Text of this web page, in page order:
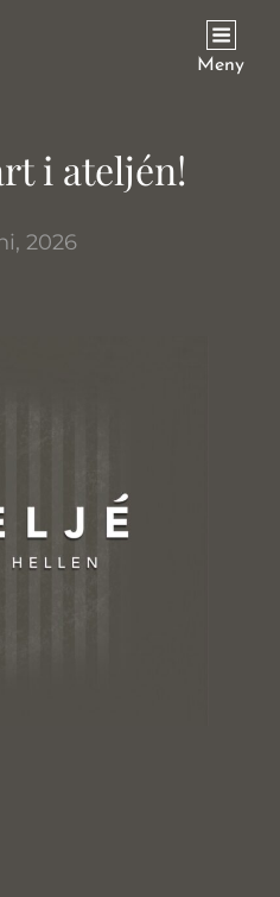
Meny
i ateljén!
2026